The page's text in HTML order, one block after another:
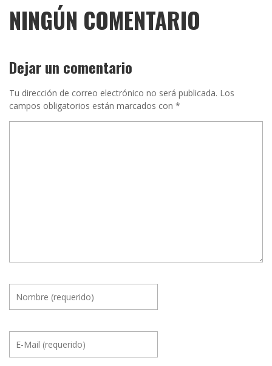
NINGÚN COMENTARIO
Dejar un comentario
Tu dirección de correo electrónico no será publicada. Los
campos obligatorios están marcados con *